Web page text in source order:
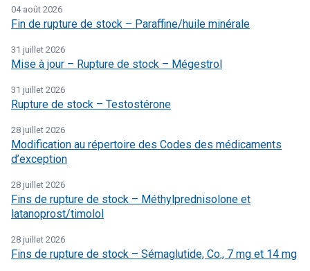
04 août 2026
Fin de rupture de stock – Paraffine/huile minérale
31 juillet 2026
Mise à jour – Rupture de stock – Mégestrol
31 juillet 2026
Rupture de stock – Testostérone
28 juillet 2026
Modification au répertoire des Codes des médicaments
d’exception
28 juillet 2026
Fins de rupture de stock – Méthylprednisolone et
latanoprost/timolol
28 juillet 2026
Fins de rupture de stock – Sémaglutide, Co., 7 mg et 14 mg